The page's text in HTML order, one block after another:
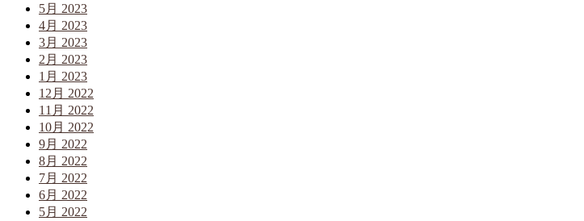
5月 2023
4月 2023
3月 2023
2月 2023
1月 2023
12月 2022
11月 2022
10月 2022
9月 2022
8月 2022
7月 2022
6月 2022
5月 2022